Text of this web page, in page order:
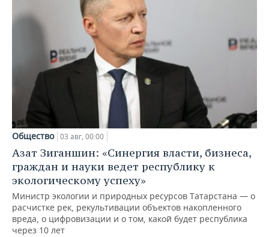
Общество 03 авг, 00:00
Азат Зиганшин: «Синергия власти, бизнеса,
граждан и науки ведет республику к
экологическому успеху»
Министр экологии и природных ресурсов Татарстана — о
расчистке рек, рекультивации объектов накопленного
вреда, о цифровизации и о том, какой будет республика
через 10 лет